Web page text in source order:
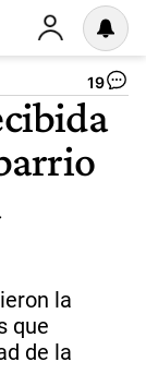
19
la
que
de la